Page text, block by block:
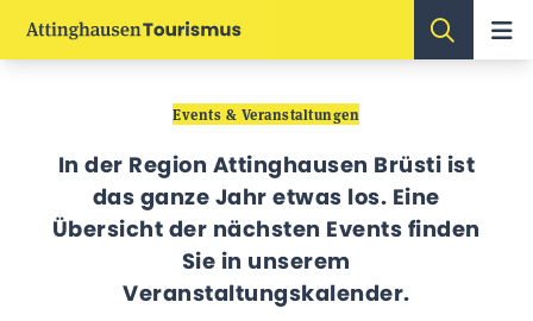
Events & Veranstaltungen
In der Region Attinghausen Brüsti ist
das ganze Jahr etwas los. Eine
Übersicht der nächsten Events finden
Sie in unserem
Veranstaltungskalender.